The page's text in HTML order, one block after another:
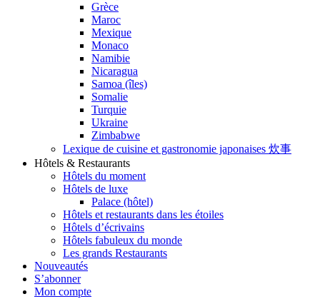
Grèce
Maroc
Mexique
Monaco
Namibie
Nicaragua
Samoa (îles)
Somalie
Turquie
Ukraine
Zimbabwe
Lexique de cuisine et gastronomie japonaises 炊事
Hôtels & Restaurants
Hôtels du moment
Hôtels de luxe
Palace (hôtel)
Hôtels et restaurants dans les étoiles
Hôtels d’écrivains
Hôtels fabuleux du monde
Les grands Restaurants
Nouveautés
S’abonner
Mon compte